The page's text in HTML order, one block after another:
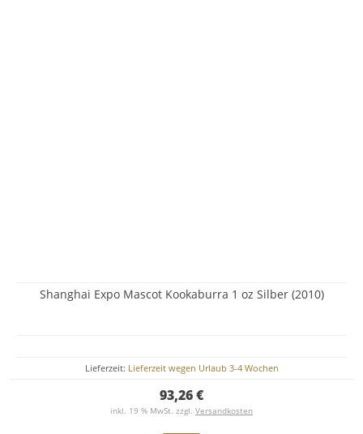
Shanghai Expo Mascot Kookaburra 1 oz Silber (2010)
Lieferzeit: Lieferzeit wegen Urlaub 3-4 Wochen
93,26 €
inkl. 19 % MwSt. zzgl. Versandkosten